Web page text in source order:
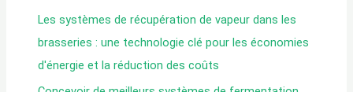
c
h
e
Les systèmes de récupération de vapeur dans les
brasseries : une technologie clé pour les économies
d'énergie et la réduction des coûts